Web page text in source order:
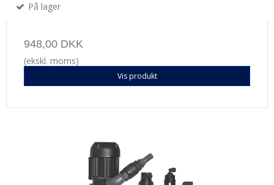
På lager
948,00 DKK
(ekskl. moms)
Vis produkt